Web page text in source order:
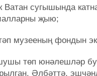
сугышында
җыю;
музееның фондын
төп юнәлешләр
Әлбәттә,